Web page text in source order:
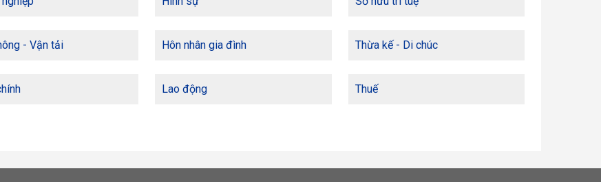
- Vận tải Hôn nhân gia đình
Lao động
Thừa kế - Di chúc
Thuế